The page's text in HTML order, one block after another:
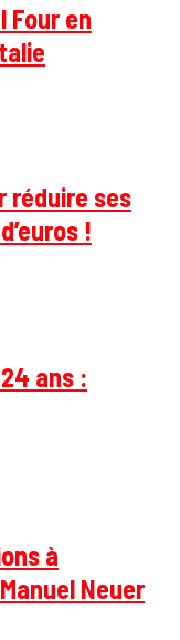
Four en
réduire ses
!
ans :
à
Neuer